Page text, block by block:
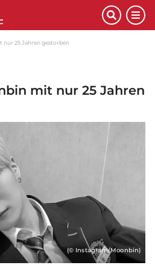
nur 25 Jahren gestorben
mit nur 25 Jahren
(© Instagram/Moonbin)